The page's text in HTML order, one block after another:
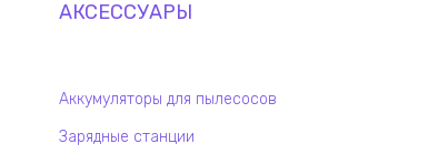
АКСЕССУАРЫ
Аккумуляторы для пылесосов
Зарядные станции